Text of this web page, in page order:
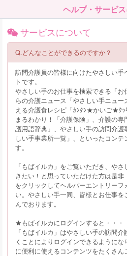
ヘルプ・サービ
サービスについて
Q.どんなことができるのですか？
訪問介護員の皆様に向けたやさしい手
トです。
やさしい手のお仕事を検索できる「
らの介護ニュース「やさしい手ニュ
える介護食レシピ「ｶﾝﾀﾝ★かいご★ｸｯ
まるわかり！「介護保険」、介護の
護用語辞典」、やさしい手の訪問介護
しい手事業所一覧」、といったコンテ
す。
「もばイルカ」をご覧いただき、や
きたい！と思っていただけた方は是
をクリックしてヘルパーエントリーフ
い。やさしい手一同、皆様とお仕事
んでおります。
★もばイルカにログインすると・・・
「もばイルカ」はやさしい手の訪問
くことによりログインできるように
に便利に使えるコンテンツをたくさん